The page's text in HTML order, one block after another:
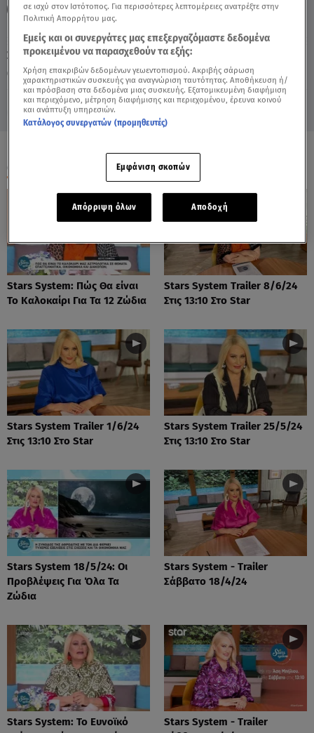
Σάββατο 8 Αυγούστου 2026
27.06.23, 12:18 ΖΩΔΙΑ
ΑΣΤΡΟΛΟΓΙΚΕΣ ΠΡΟΒΛΕΨΕΙΣ
BREAKFAST@STAR
ΟΛΑ ΤΑ ΒΙΝΤΕΟ
Stars System: Πώς Θα είναι
Το Καλοκαίρι Για Τα 12 Ζώδια
Stars System Trailer 8/6/24
Στις 13:10 Στο Star
Stars System Trailer 1/6/24
Στις 13:10 Στο Star
Stars System Trailer 25/5/24
Στις 13:10 Στο Star
Stars System 18/5/24: Οι
Προβλέψεις Για Όλα Τα
Ζώδια
Stars System - Trailer
Σάββατο 18/4/24
Stars System: Το Ευνοϊκό
Stars System - Trailer
σε ισχύ στον Ιστότοπος. Για περισσότερες λεπτομέρειες ανατρέξτε στην
Πολιτική Απορρήτου μας.
Εμείς και οι συνεργάτες μας επεξεργαζόμαστε δεδομένα
προκειμένου να παρασχεθούν τα εξής:
Χρήση επακριβών δεδομένων γεωεντοπισμού. Ακριβής σάρωση
χαρακτηριστικών συσκευής για αναγνώριση ταυτότητας. Αποθήκευση ή/
και πρόσβαση στα δεδομένα μιας συσκευής. Εξατομικευμένη διαφήμιση
και περιεχόμενο, μέτρηση διαφήμισης και περιεχομένου, έρευνα κοινού
και ανάπτυξη υπηρεσιών.
Κατάλογος συνεργατών (προμηθευτές)
Εμφάνιση σκοπών
Απόρριψη όλων Αποδοχή